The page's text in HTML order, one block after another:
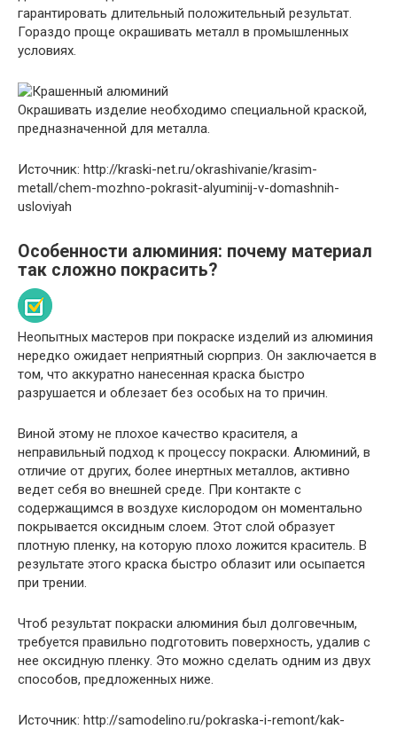
гарантировать длительный положительный результат.
Гораздо проще окрашивать металл в промышленных
условиях.
Окрашивать изделие необходимо специальной краской,
предназначенной для металла.
Источник: http://kraski-net.ru/okrashivanie/krasim-
metall/chem-mozhno-pokrasit-alyuminij-v-domashnih-
usloviyah
Особенности алюминия: почему материал
так сложно покрасить?
Неопытных мастеров при покраске изделий из алюминия
нередко ожидает неприятный сюрприз. Он заключается в
том, что аккуратно нанесенная краска быстро
разрушается и облезает без особых на то причин.
Виной этому не плохое качество красителя, а
неправильный подход к процессу покраски. Алюминий, в
отличие от других, более инертных металлов, активно
ведет себя во внешней среде. При контакте с
содержащимся в воздухе кислородом он моментально
покрывается оксидным слоем. Этот слой образует
плотную пленку, на которую плохо ложится краситель. В
результате этого краска быстро облазит или осыпается
при трении.
Чтоб результат покраски алюминия был долговечным,
требуется правильно подготовить поверхность, удалив с
нее оксидную пленку. Это можно сделать одним из двух
способов, предложенных ниже.
Источник: http://samodelino.ru/pokraska-i-remont/kak-